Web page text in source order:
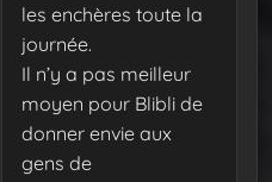
les enchères toute la
journée.
Il n’y a pas meilleur
moyen pour Blibli de
donner envie aux
gens de